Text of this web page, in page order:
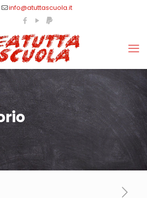
info@atuttascuola.it